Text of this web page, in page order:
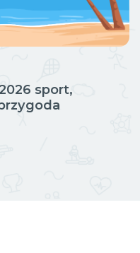
sport,